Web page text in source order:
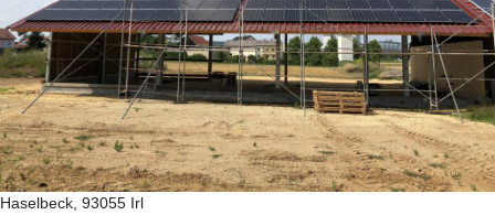
Haselbeck, 93055 Irl